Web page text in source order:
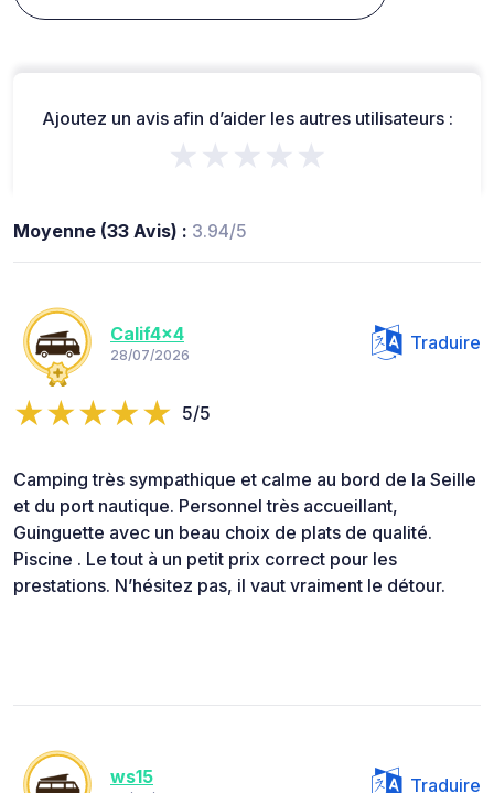
Ajoutez un avis afin d’aider les autres utilisateurs :
★★★★★
Moyenne (33 Avis) : 3.94/5
Calif4x4
28/07/2026
Traduire
5/5
Camping très sympathique et calme au bord de la Seille
et du port nautique. Personnel très accueillant,
Guinguette avec un beau choix de plats de qualité.
Piscine . Le tout à un petit prix correct pour les
prestations. N’hésitez pas, il vaut vraiment le détour.
ws15 Traduire